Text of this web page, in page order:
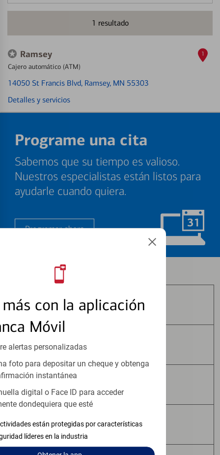
con la aplicación
Móvil
alertas personalizadas
foto para depositar un cheque y obtenga
instantánea
digital o Face ID para acceder
dondequiera que esté
están protegidas por características
líderes en la industria
1 resultado
Ramsey
Cajero automático (ATM)
14050 St Francis Blvd, Ramsey, MN 55303
Detalles y servicios
1
Programe una cita
Sabemos que su tiempo es valioso.
Nuestros especialistas están listos para
ayudarle cuando quiera.
Programar ahora
Los productos de inversión y seguros:
No Están Asegurados por FDIC
No Tienen Garantía Bancaria
No Constituyen Depósitos